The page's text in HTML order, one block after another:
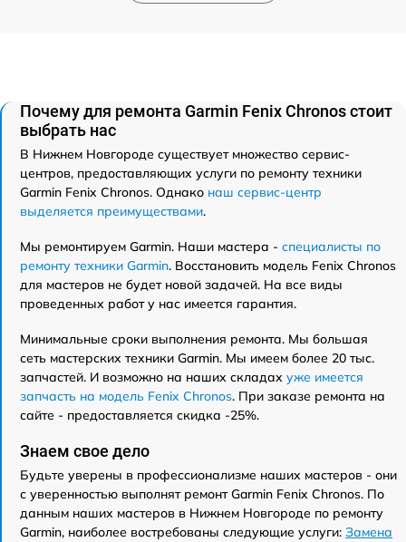
Почему для ремонта Garmin Fenix Chronos стоит
выбрать нас
В Нижнем Новгороде существует множество сервис-
центров, предоставляющих услуги по ремонту техники
Garmin Fenix Chronos. Однако наш сервис-центр
выделяется преимуществами.
Мы ремонтируем Garmin. Наши мастера - специалисты по
ремонту техники Garmin. Восстановить модель Fenix Chronos
для мастеров не будет новой задачей. На все виды
проведенных работ у нас имеется гарантия.
Минимальные сроки выполнения ремонта. Мы большая
сеть мастерских техники Garmin. Мы имеем более 20 тыс.
запчастей. И возможно на наших складах уже имеется
запчасть на модель Fenix Chronos. При заказе ремонта на
сайте - предоставляется скидка -25%.
Знаем свое дело
Будьте уверены в профессионализме наших мастеров - они
с уверенностью выполнят ремонт Garmin Fenix Chronos. По
данным наших мастеров в Нижнем Новгороде по ремонту
Garmin, наиболее востребованы следующие услуги: Замена